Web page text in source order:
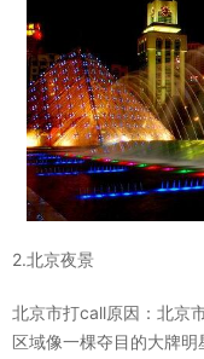
2.北京夜景
北京市打call原因：北京
区域像一棵夺目的大牌